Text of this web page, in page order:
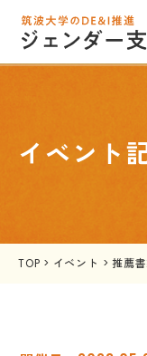
イベント
TOP > イベント >推薦